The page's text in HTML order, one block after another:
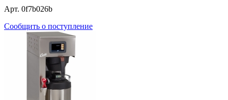
Арт. 0f7b026b
Сообщить о поступление